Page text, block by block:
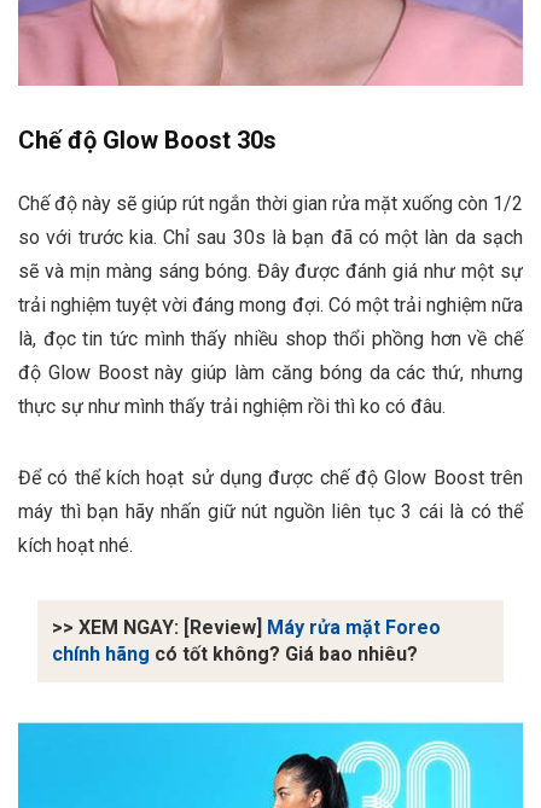
Chế độ Glow Boost 30s
Chế độ này sẽ giúp rút ngắn thời gian rửa mặt xuống còn 1/2
so với trước kia. Chỉ sau 30s là bạn đã có một làn da sạch
sẽ và mịn màng sáng bóng. Đây được đánh giá như một sự
trải nghiệm tuyệt vời đáng mong đợi. Có một trải nghiệm nữa
là, đọc tin tức mình thấy nhiều shop thổi phồng hơn về chế
độ Glow Boost này giúp làm căng bóng da các thứ, nhưng
thực sự như mình thấy trải nghiệm rồi thì ko có đâu.
Để có thể kích hoạt sử dụng được chế độ Glow Boost trên
máy thì bạn hãy nhấn giữ nút nguồn liên tục 3 cái là có thể
kích hoạt nhé.
>> XEM NGAY: [Review]
Máy rửa mặt Foreo
chính hãng có tốt không? Giá bao nhiêu?